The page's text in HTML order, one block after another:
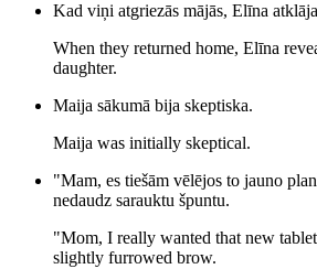
Kad viņi atgriezās mājās, Elīna
When they returned home, Elīna
daughter.
Maija sākumā bija skeptiska.
Maija was initially skeptical.
"Mam, es tiešām vēlējos to jauno
nedaudz sarauktu špuntu.
"Mom, I really wanted that new
slightly furrowed brow.